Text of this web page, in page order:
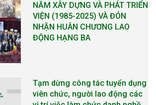
viên chức, người lao động các
vị trí việc làm chức danh nghề
nghiệp chuyên môn dùng
chung trong ĐHQGHN
Bảo vệ luận án tiến sĩ của NCS
Trương Mạnh Tuấn